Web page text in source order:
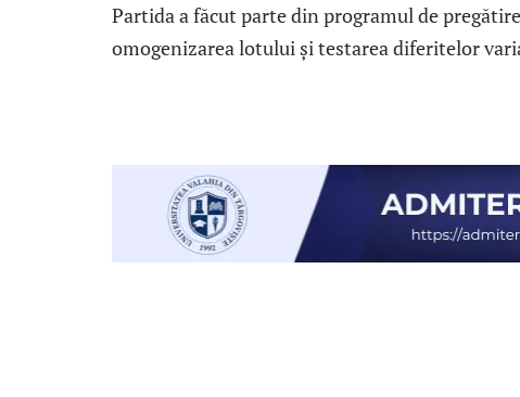
Partida a făcut parte din programul de
omogenizarea lotului și testarea diferitelor